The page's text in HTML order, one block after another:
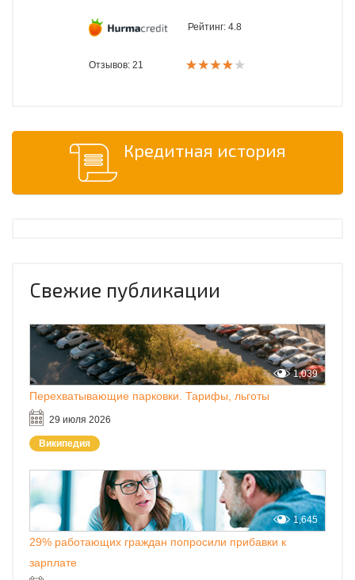
Рейтинг: 4.8
Отзывов: 21
Кредитная история
Свежие публикации
Перехватывающие парковки. Тарифы, льготы
29 июля 2026
1,039
Википедия
29% работающих граждан попросили прибавки к
зарплате
1,645